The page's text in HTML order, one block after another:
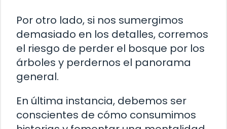
Por otro lado, si nos sumergimos
demasiado en los detalles, corremos
el riesgo de perder el bosque por los
árboles y perdernos el panorama
general.
En última instancia, debemos ser
conscientes de cómo consumimos